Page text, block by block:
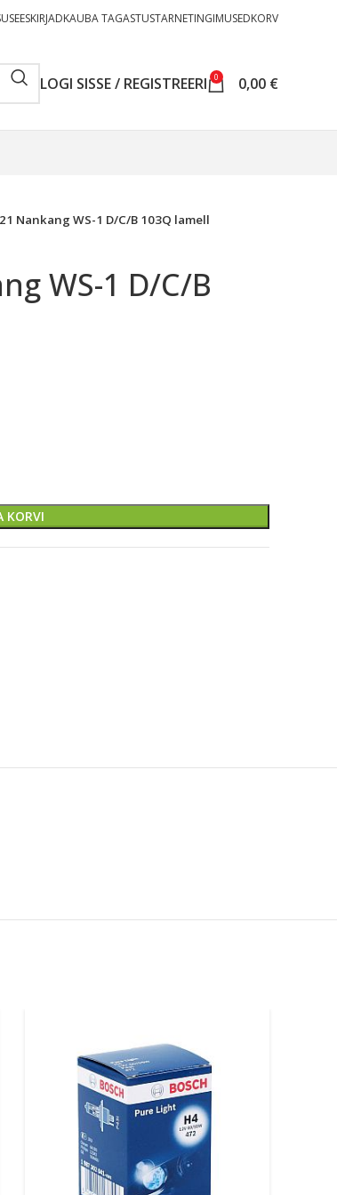
KAUBA TAGASTUSTARNETINGIMUSEDKORV
LOGI SISSE / REGISTREERI 0 0,00 €
Nankang WS-1 D/C/B 103Q lamell
WS-1 D/C/B
KORVI